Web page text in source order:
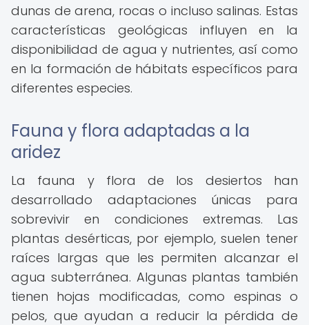
dunas de arena, rocas o incluso salinas. Estas
características geológicas influyen en la
disponibilidad de agua y nutrientes, así como
en la formación de hábitats específicos para
diferentes especies.
Fauna y flora adaptadas a la
aridez
La fauna y flora de los desiertos han
desarrollado adaptaciones únicas para
sobrevivir en condiciones extremas. Las
plantas desérticas, por ejemplo, suelen tener
raíces largas que les permiten alcanzar el
agua subterránea. Algunas plantas también
tienen hojas modificadas, como espinas o
pelos, que ayudan a reducir la pérdida de